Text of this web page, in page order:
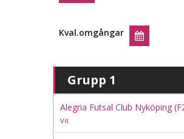
Kval.omgångar
Grupp 1
Alegria Futsal Club Nyköping
Vit